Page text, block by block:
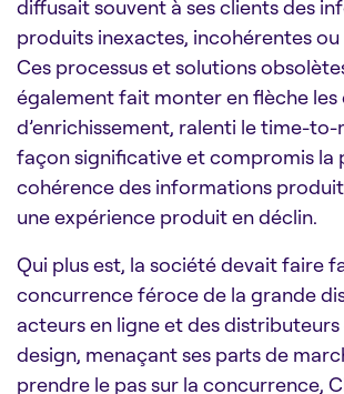
diffusait souvent à ses clients des
produits inexactes, incohérentes
Ces processus et solutions
également fait monter en flèche les
d’enrichissement, ralenti le time-
façon significative et compromis la
cohérence des informations
une expérience produit en déclin.
Qui plus est, la société devait faire
concurrence féroce de la grande
acteurs en ligne et des
design, menaçant ses parts de
prendre le pas sur la concurrence,